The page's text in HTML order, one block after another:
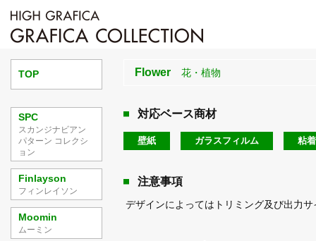
TOP
SPC
スカンジナビアン
パターン コレクシ
ョン
Finlayson
フィンレイソン
Moomin
ムーミン
Flower 花・植物
対応ベース商材
壁紙 ガラスフィルム 粘
注意事項
デザインによってはトリミング及び出力